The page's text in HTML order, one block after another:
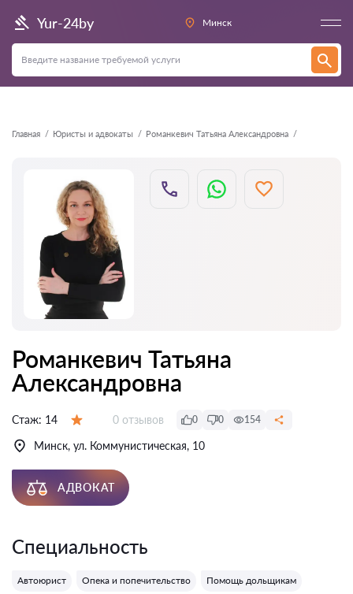
Yur-24by Минск
Главная Юристы и адвокаты Романкевич Татьяна Александровна
Назад
Романкевич Татьяна
Александровна
Стаж: 14
Отзывов:
0 отзывов 0 0 154
Минск, ул. Коммунистическая, 10
АДВОКАТ
Специальность
Автоюрист Опека и попечительство Помощь дольщикам